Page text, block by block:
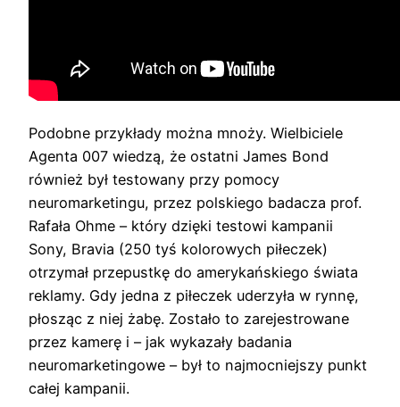
Podobne przykłady można mnoży. Wielbiciele
Agenta 007 wiedzą, że ostatni James Bond
również był testowany przy pomocy
neuromarketingu, przez polskiego badacza prof.
Rafała Ohme – który dzięki testowi kampanii
Sony, Bravia (250 tyś kolorowych piłeczek)
otrzymał przepustkę do amerykańskiego świata
reklamy. Gdy jedna z piłeczek uderzyła w rynnę,
płosząc z niej żabę. Zostało to zarejestrowane
przez kamerę i – jak wykazały badania
neuromarketingowe – był to najmocniejszy punkt
całej kampanii.